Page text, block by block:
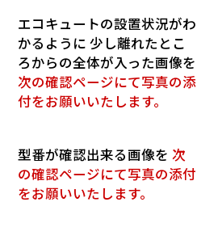
エコキュートの設置状況がわ
かるように 少し離れたとこ
ろからの全体が入った画像を
次の確認ページにて写真の添
付をお願いいたします。
型番が確認出来る画像を 次
の確認ページにて写真の添付
をお願いいたします。